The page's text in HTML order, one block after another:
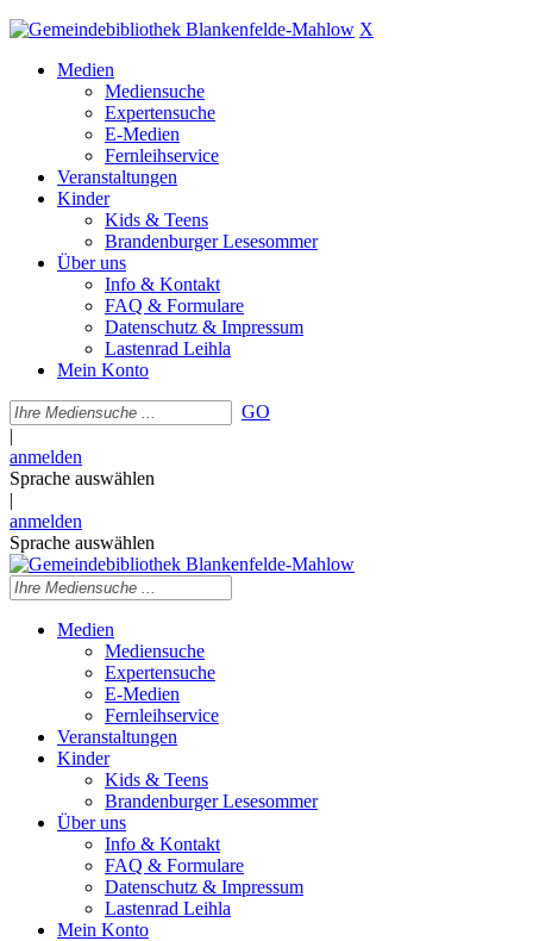
X
Medien
Mediensuche
Expertensuche
E-Medien
Fernleihservice
Veranstaltungen
Kinder
Kids & Teens
Brandenburger Lesesommer
Über uns
Info & Kontakt
FAQ & Formulare
Datenschutz & Impressum
Lastenrad Leihla
Mein Konto
GO
|
anmelden
Sprache auswählen
|
anmelden
Sprache auswählen
Medien
Mediensuche
Expertensuche
E-Medien
Fernleihservice
Veranstaltungen
Kinder
Kids & Teens
Brandenburger Lesesommer
Über uns
Info & Kontakt
FAQ & Formulare
Datenschutz & Impressum
Lastenrad Leihla
Mein Konto